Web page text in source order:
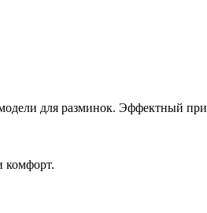
для разминок. Эффектный
комфорт.